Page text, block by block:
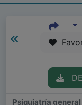
Psiquiatría